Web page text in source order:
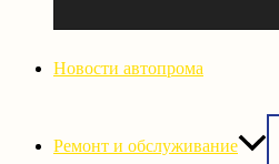
Новости автопрома
Ремонт и обслуживание